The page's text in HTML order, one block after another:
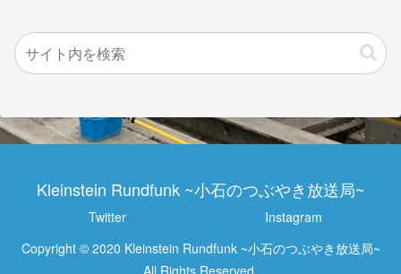
Kleinstein Rundfunk ~小石のつぶやき放送局~
Twitter
Instagram
Copyright © 2020 Kleinstein Rundfunk ~小石のつぶやき放送局~
All Rights Reserved.